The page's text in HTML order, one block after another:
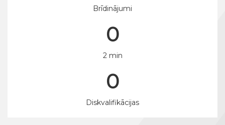
Brīdinājumi
0
2 min
0
Diskvalifikācijas